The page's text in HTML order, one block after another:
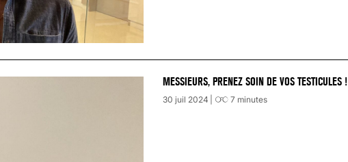
MESSIEURS, PRENEZ SOIN DE VOS TESTICULES !
30 juil 2024 7 minutes